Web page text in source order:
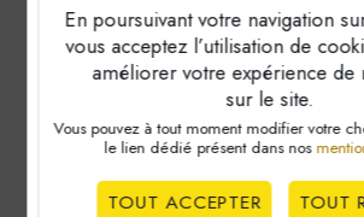
Les principales
comptables pour le
d'août 2026
En poursuivant votre navigation
vous acceptez l’utilisation de
améliorer votre expérience de
sur le site.
Vous pouvez à tout moment modifier votre
le lien dédié présent dans nos
TOUT ACCEPTER TOUT